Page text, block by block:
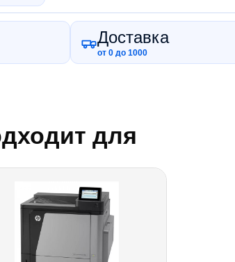
Доставка
от 0 до 1000
для